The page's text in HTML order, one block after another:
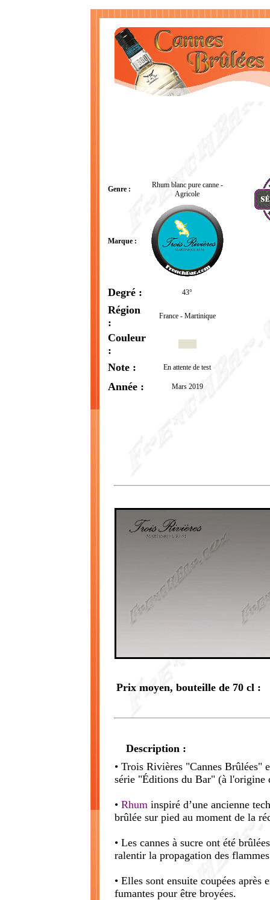
Genre :
Rhum blanc pure canne -
Agricole
Marque :
Degré : 43°
Région
:
France - Martinique
Couleur
:
Note :
En attente de test
Année : Mars 2019
Prix moyen, bouteille de 70 cl :
Description :
• Trois Rivières "Cannes Brûlées"
série "Éditions du Bar" (à l'origine
• Rhum inspiré d’une ancienne
brûlée sur pied au moment de la
• Les cannes à sucre ont été
ralentir la propagation des
• Elles sont ensuite coupées
fumantes pour être broyées.